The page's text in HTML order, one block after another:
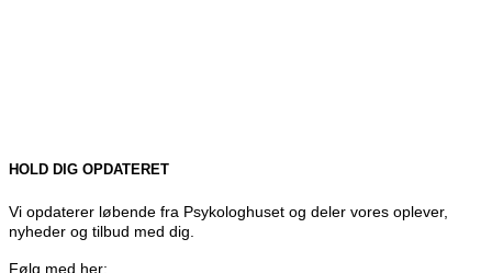
HOLD DIG OPDATERET
Vi opdaterer løbende fra Psykologhuset og deler vores oplever,
nyheder og tilbud med dig.
Følg med her: